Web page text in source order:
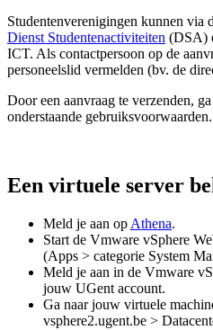
Studentenverenigingen kunnen via
Dienst Studentenactiviteiten (DSA)
ICT. Als contactpersoon op de
personeelslid vermelden (bv. de
Door een aanvraag te verzenden,
onderstaande gebruiksvoorwaarden.
Een virtuele server
Meld je aan op Athena.
Start de Vmware vSphere
(Apps > categorie System
Meld je aan in de Vmware
jouw UGent account.
Ga naar jouw virtuele
vsphere2.ugent.be >